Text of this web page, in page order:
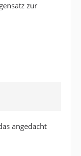
zur
angedacht